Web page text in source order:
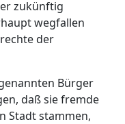
zukünftig
wegfallen
der
Bürger
daß sie fremde
Stadt stammen,